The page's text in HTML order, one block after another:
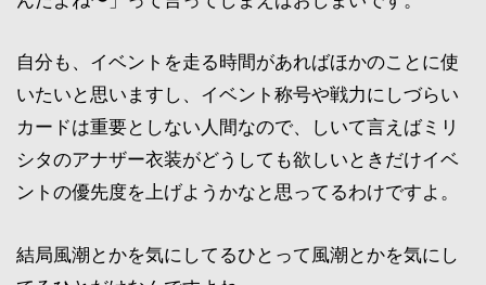
自分も、イベントを走る時間があればほかのことに使
いたいと思いますし、イベント称号や戦力にしづらい
カードは重要としない人間なので、しいて言えばミリ
シタのアナザー衣装がどうしても欲しいときだけイベ
ントの優先度を上げようかなと思ってるわけですよ。
結局風潮とかを気にしてるひとって風潮とかを気にし